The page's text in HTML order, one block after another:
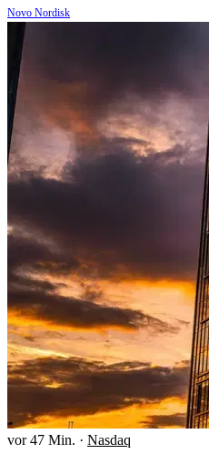
Novo Nordisk
vor 47 Min. · Nasdaq